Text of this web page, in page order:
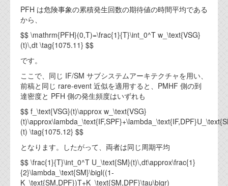
PFH は危険事象の累積発生回数の期待値の時間平均である
から、
$$ \mathrm{PFH}(0,T)=\frac{1}{T}\int_0^T w_\text{VSG}
(t)\,dt \tag{1075.11} $$
です。
ここで、同じ IF/SM サブシステムアーキテクチャを用い、
前稿と同じ rare-event 近似を適用すると、PMHF 側の到
達密度と PFH 側の発生頻度はいずれも
$$ f_\text{VSG}(t)\approx w_\text{VSG}
(t) \tag{1075.12} $$
となります。したがって、両者は同じ周期平均
$$ \frac{1}{T}\int_0^T U_\text{SM}(t)\,dt\approx\frac{1}
{2}\lambda_\text{SM}\bigl((1-
K_\text{SM,DPF})T+K_\text{SM,DPF}\tau\bigr)